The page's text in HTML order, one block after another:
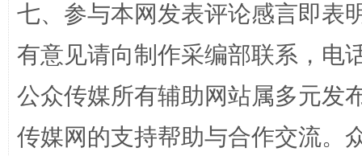
网上购药对药下症？
七、参与本网发表评论感言即表
有意见请向制作采编部联系，电
公众传媒所有辅助网站属多元发
传媒网的支持帮助与合作交流。